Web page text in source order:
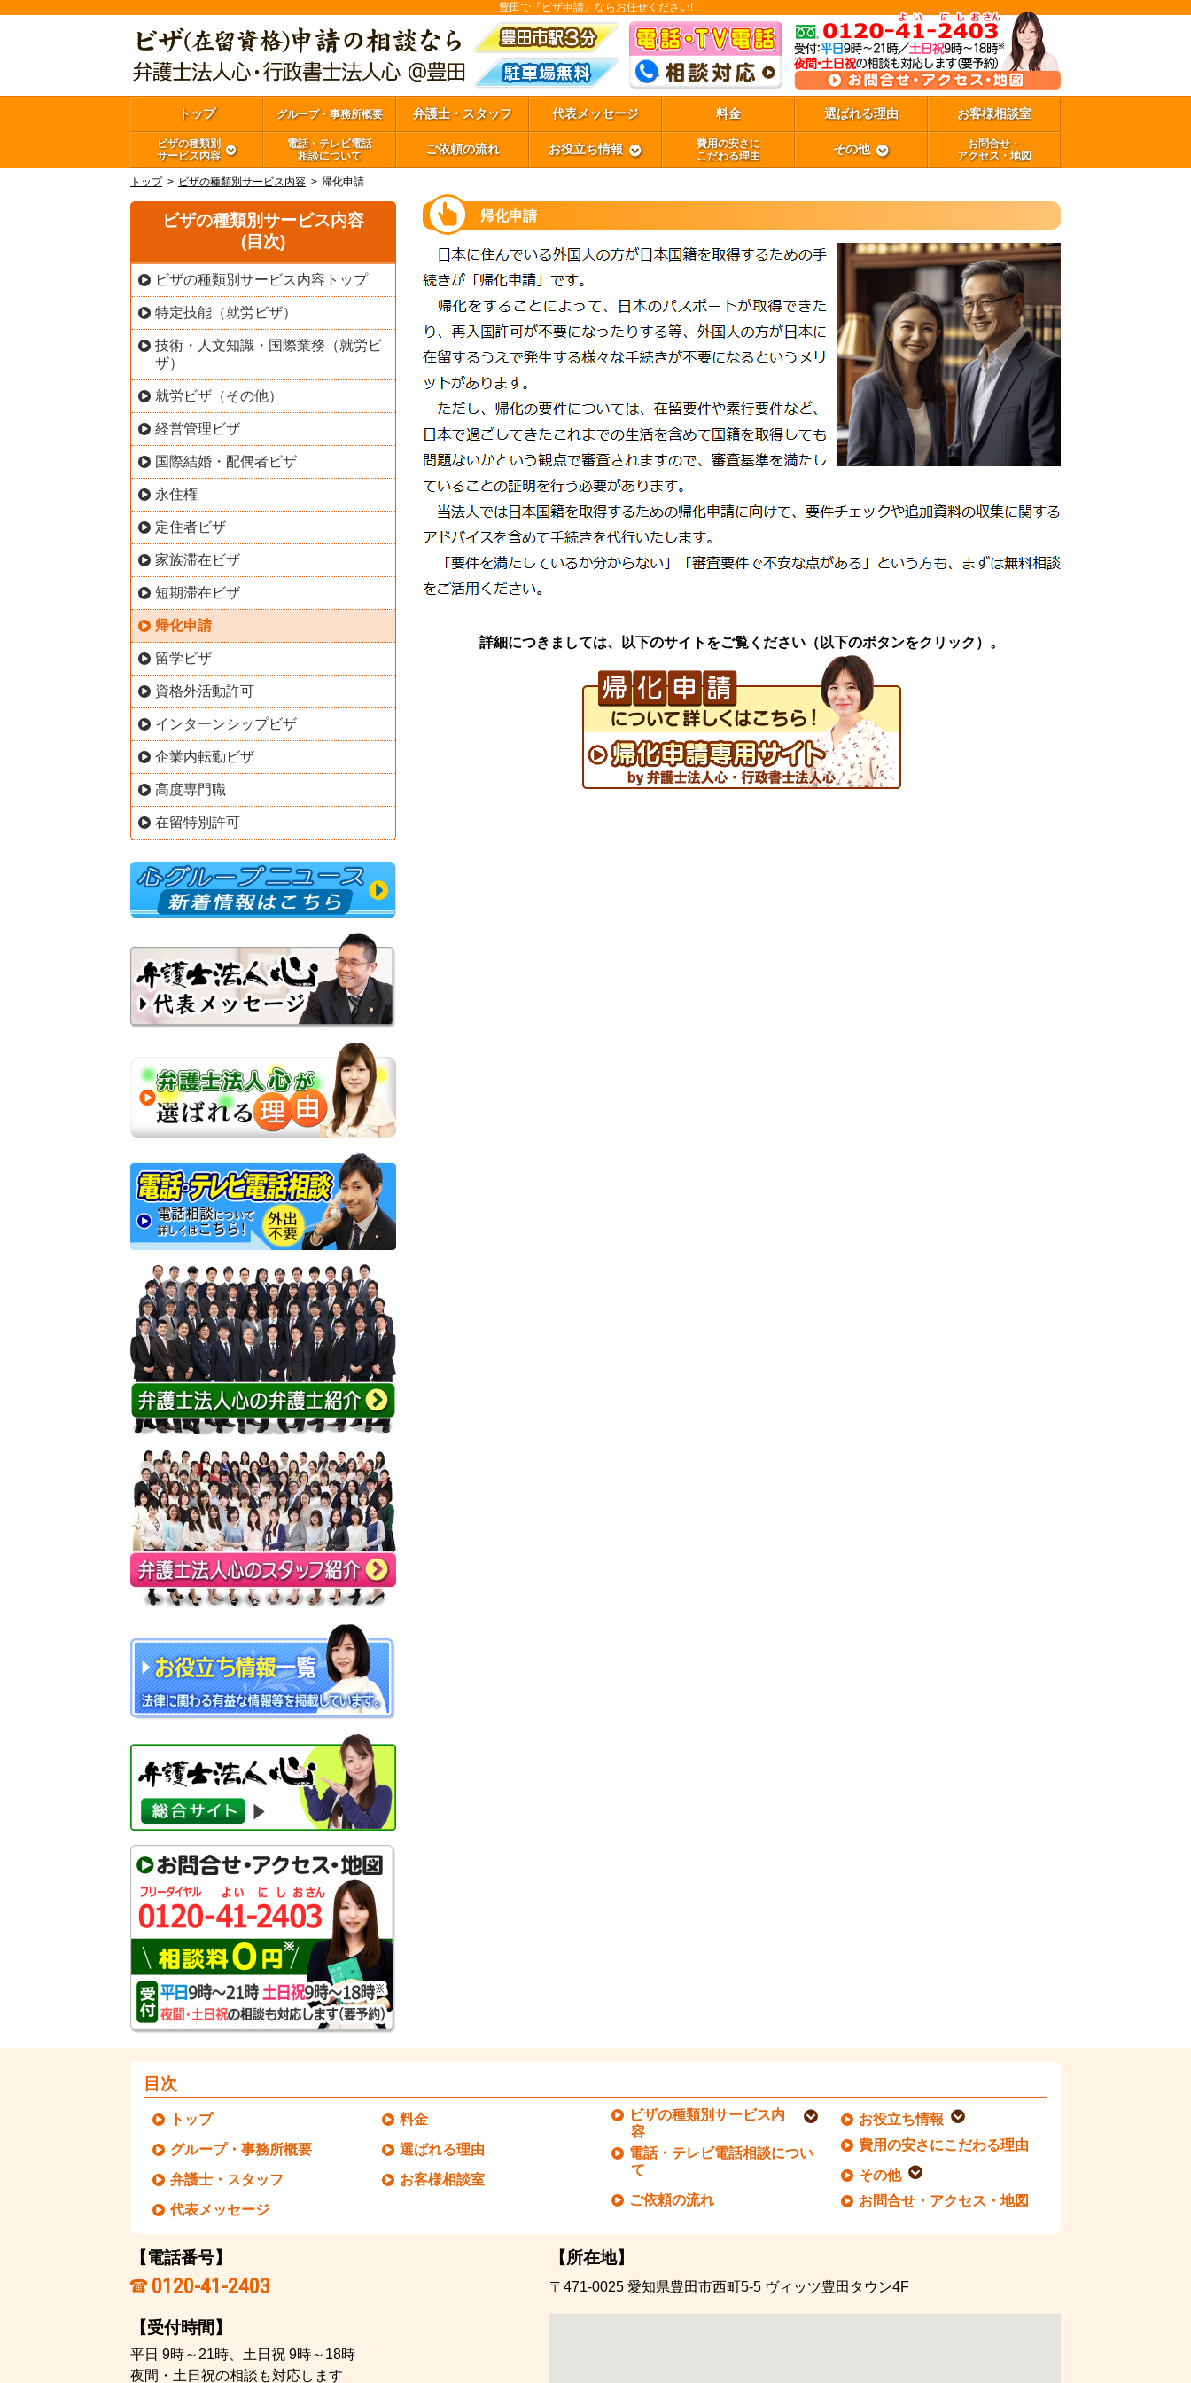
豊田で『ビザ申請』ならお任せください!
トップ グループ・事務所概要 弁護士・スタッフ 代表メッセージ 料金 選ばれる理由 お客様相談室
ビザの種類別
サービス内容
電話・テレビ電話
相談について
ご依頼の流れ お役立ち情報
費用の安さに
こだわる理由
その他
お問合せ・
アクセス・地図
トップ ビザの種類別サービス内容 帰化申請
帰化申請
詳細につきましては、以下のサイトをご覧ください（以下のボタンをクリック）。
ビザの種類別サービス内容
(目次)
ビザの種類別サービス内容トップ
特定技能（就労ビザ）
技術・人文知識・国際業務（就労ビ
ザ）
就労ビザ（その他）
経営管理ビザ
国際結婚・配偶者ビザ
永住権
定住者ビザ
家族滞在ビザ
短期滞在ビザ
帰化申請
留学ビザ
資格外活動許可
インターンシップビザ
企業内転勤ビザ
高度専門職
在留特別許可
目次
トップ
グループ・事務所概要
弁護士・スタッフ
代表メッセージ
料金
選ばれる理由
お客様相談室
ビザの種類別サービス内
容
電話・テレビ電話相談につい
て
ご依頼の流れ
お役立ち情報
費用の安さにこだわる理由
その他
お問合せ・アクセス・地図
【電話番号】
0120-41-2403
【受付時間】
平日 9時～21時、土日祝 9時～18時
夜間・土日祝の相談も対応します
【所在地】
〒471-0025愛知県豊田市西町5-5 ヴィッツ豊田タウン4F